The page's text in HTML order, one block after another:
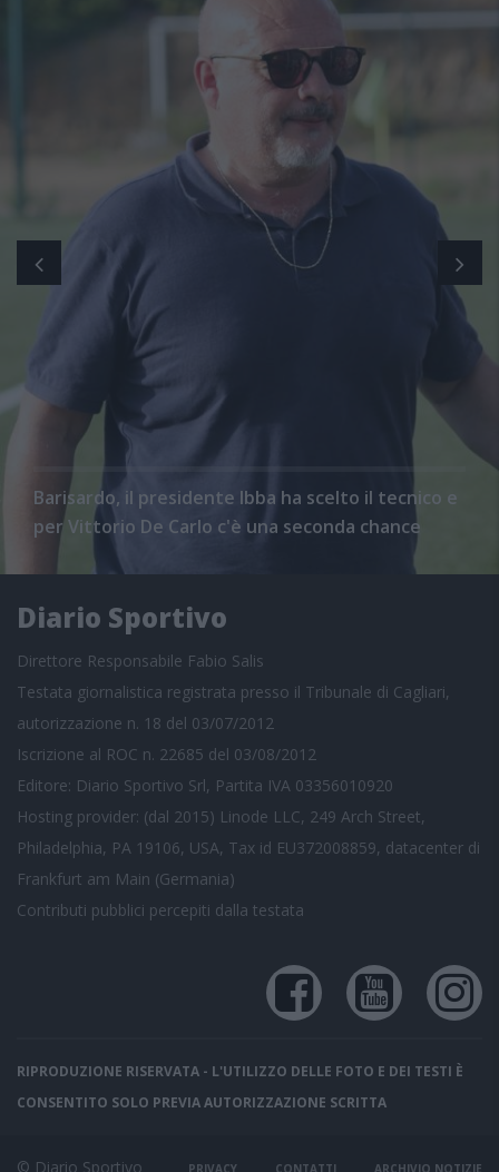
Barisardo, il presidente Ibba ha scelto il tecnico e
per Vittorio De Carlo c'è una seconda chance
Diario Sportivo
Direttore Responsabile Fabio Salis
Testata giornalistica registrata presso il Tribunale di Cagliari,
autorizzazione n. 18 del 03/07/2012
Iscrizione al ROC n. 22685 del 03/08/2012
Editore: Diario Sportivo Srl, Partita IVA 03356010920
Hosting provider: (dal 2015) Linode LLC, 249 Arch Street,
Philadelphia, PA 19106, USA, Tax id EU372008859, datacenter di
Frankfurt am Main (Germania)
Contributi pubblici percepiti dalla testata
RIPRODUZIONE RISERVATA - L'UTILIZZO DELLE FOTO E DEI TESTI È
CONSENTITO SOLO PREVIA AUTORIZZAZIONE SCRITTA
© Diario Sportivo PRIVACY CONTATTI ARCHIVIO NOTIZIE